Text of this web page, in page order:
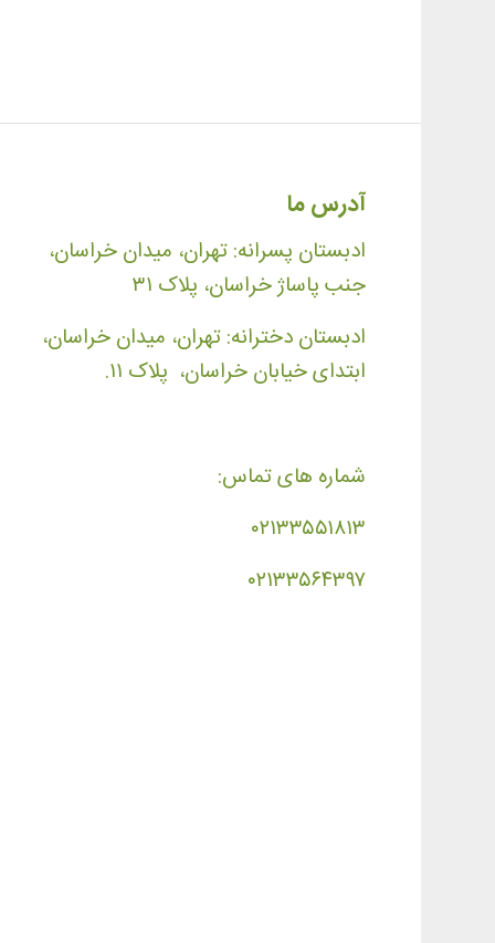
آدرس ما
ادبستان پسرانه: تهران، میدان خراسان،
جنب پاساژ خراسان، پلاک ۳۱
ادبستان دخترانه: تهران، میدان خراسان،
ابتدای خیابان خراسان، پلاک ۱۱.
شماره های تماس:
۰۲۱۳۳۵۵۱۸۱۳
۰۲۱۳۳۵۶۴۳۹۷